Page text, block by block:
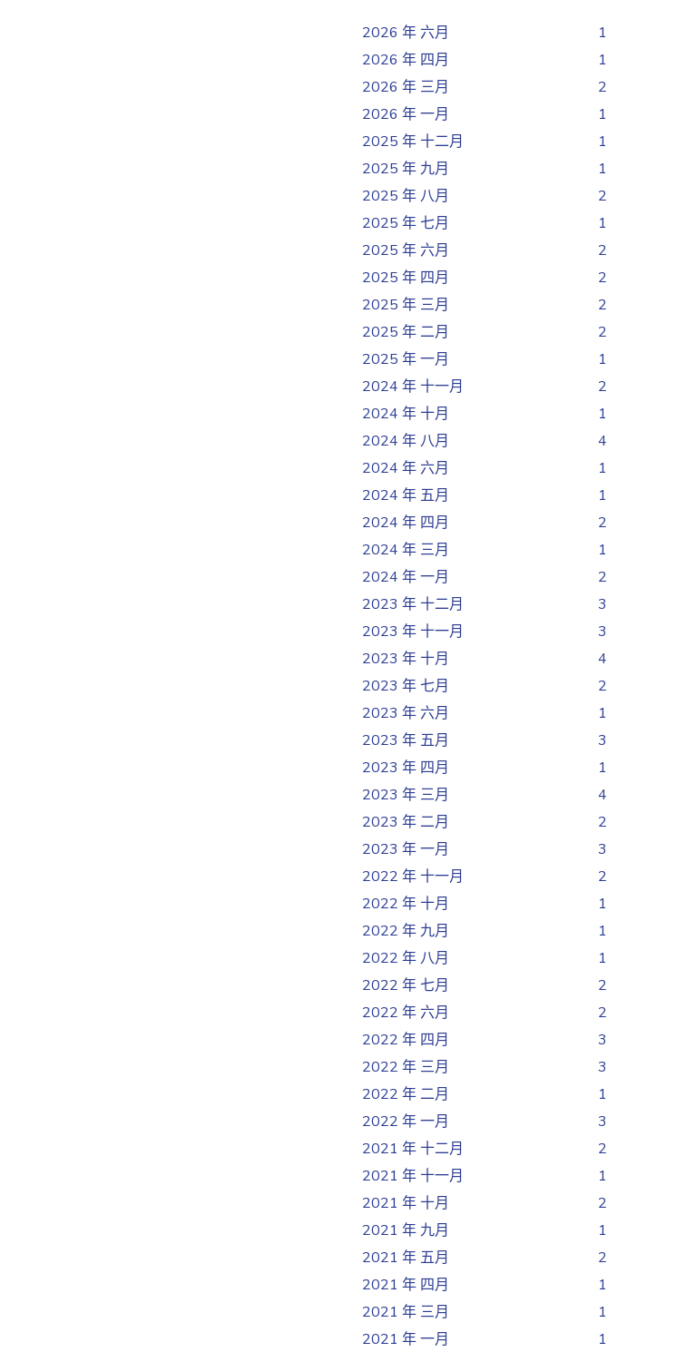
2026 年 六月
1
2026 年 四月
1
2026 年 三月
2
2026 年 一月
1
2025 年 十二月
1
2025 年 九月
1
2025 年 八月
2
2025 年 七月
1
2025 年 六月
2
2025 年 四月
2
2025 年 三月
2
2025 年 二月
2
2025 年 一月
1
2024 年 十一月
2
2024 年 十月
1
2024 年 八月
4
2024 年 六月
1
2024 年 五月
1
2024 年 四月
2
2024 年 三月
1
2024 年 一月
2
2023 年 十二月
3
2023 年 十一月
3
2023 年 十月
4
2023 年 七月
2
2023 年 六月
1
2023 年 五月
3
2023 年 四月
1
2023 年 三月
4
2023 年 二月
2
2023 年 一月
3
2022 年 十一月
2
2022 年 十月
1
2022 年 九月
1
2022 年 八月
1
2022 年 七月
2
2022 年 六月
2
2022 年 四月
3
2022 年 三月
3
2022 年 二月
1
2022 年 一月
3
2021 年 十二月
2
2021 年 十一月
1
2021 年 十月
2
2021 年 九月
1
2021 年 五月
2
2021 年 四月
1
2021 年 三月
1
2021 年 一月
1